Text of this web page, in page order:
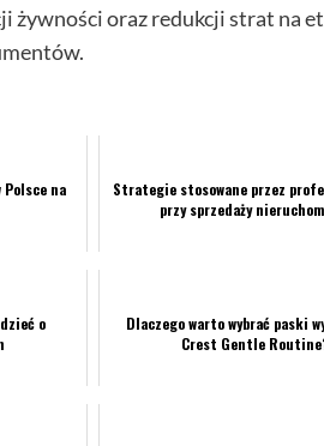
żywności oraz redukcji strat na
Polsce na
Strategie stosowane przez
przy sprzedaży
o
Dlaczego warto wybrać paski
Crest Gentle